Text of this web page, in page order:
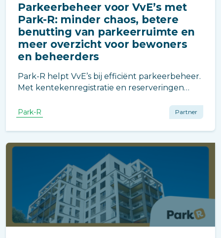
Parkeerbeheer voor VvE’s met
Park-R: minder chaos, betere
benutting van parkeerruimte en
meer overzicht voor bewoners
en beheerders
Park-R helpt VvE’s bij efficiënt parkeerbeheer.
Met kentekenregistratie en reserveringen
chaos en houd je overzicht voor bewoners én
Park-R Partner